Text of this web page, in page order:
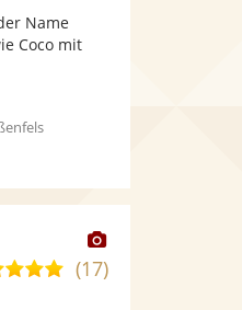
5
Sternen
Name
Coco mit
Dieser
Künstler
4,8(17)